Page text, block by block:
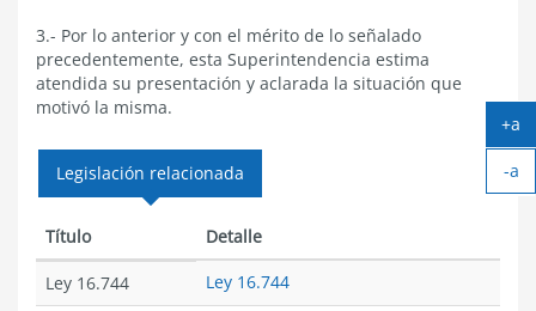
3.- Por lo anterior y con el mérito de lo señalado
precedentemente, esta Superintendencia estima
atendida su presentación y aclarada la situación que
motivó la misma.
Legislación relacionada
Título Detalle
Ley 16.744
Ley 16.744
+a
-a